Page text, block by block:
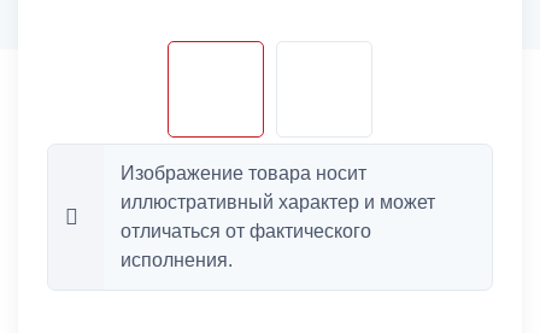
Изображение товара носит
иллюстративный характер и может
отличаться от фактического
исполнения.